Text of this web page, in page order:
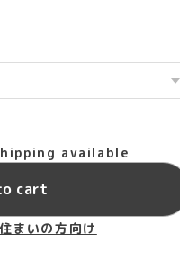
available
cart
まいの方向け